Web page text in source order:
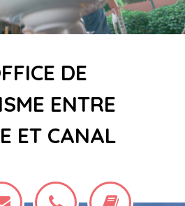
DE
ENTRE
ET CANAL